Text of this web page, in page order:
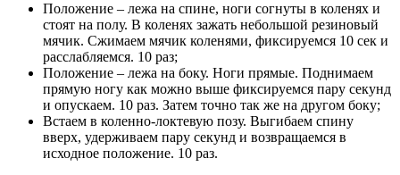
Положение – лежа на спине, ноги согнуты в коленях и
стоят на полу. В коленях зажать небольшой резиновый
мячик. Сжимаем мячик коленями, фиксируемся 10 сек и
расслабляемся. 10 раз;
Положение – лежа на боку. Ноги прямые. Поднимаем
прямую ногу как можно выше фиксируемся пару секунд
и опускаем. 10 раз. Затем точно так же на другом боку;
Встаем в коленно-локтевую позу. Выгибаем спину
вверх, удерживаем пару секунд и возвращаемся в
исходное положение. 10 раз.